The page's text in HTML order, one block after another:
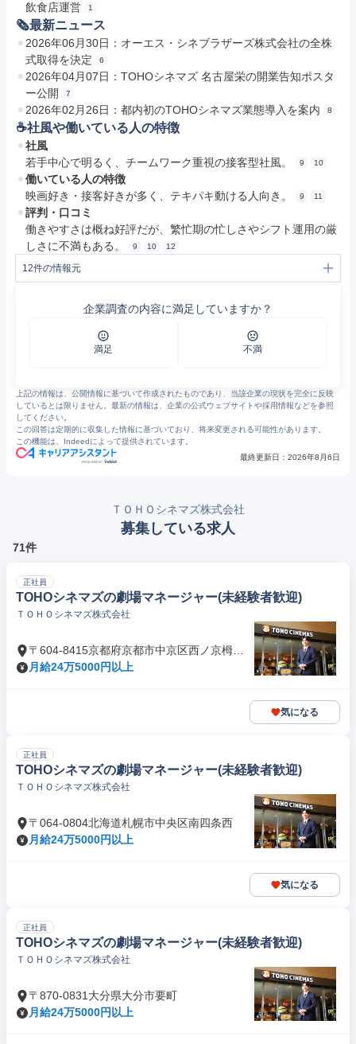
飲食店運営
1
🗞最新ニュース
2026年06月30日：オーエス・シネブラザーズ株式会社の全株
式取得を決定
6
2026年04月07日：TOHOシネマズ 名古屋栄の開業告知ポスタ
ー公開
7
2026年02月26日：都内初のTOHOシネマズ業態導入を案内 8
☕️社風や働いている人の特徴
社風
若手中心で明るく、チームワーク重視の接客型社風。
9 10
働いている人の特徴
映画好き・接客好きが多く、テキパキ動ける人向き。
9 11
評判・口コミ
働きやすさは概ね好評だが、繁忙期の忙しさやシフト運用の厳
しさに不満もある。
9 10 12
12件の情報元
事業内容｜TOHOシネマズを知る｜ＴＯＨＯシネマズ採用サイト
企業理念 | ＴＯＨＯシネマズ株式会社
https://www.tohocinemas.co.jp/news/pdf/2026/260630a.pdf
10
TOHOシネマズの社員クチコミ一覧（627件）｜Yahoo!しごとカタログ
11
TOHOシネマズの社員クチコミ一覧（627件）｜Yahoo!しごとカタログ
12https://minhyo.jp/tohocinemas
企業調査の内容に満足していますか？
満足 不満
上記の情報は、公開情報に基づいて作成されたものであり、当該企業の現状を完全に反映
しているとは限りません。最新の情報は、企業の公式ウェブサイトや採用情報などを参照
してください。
この回答は定期的に収集した情報に基づいており、将来変更される可能性があります。
この機能は、Indeedによって提供されています。
最終更新日： 2026年8月6日
ＴＯＨＯシネマズ株式会社
募集している求人
71件
正社員
TOHOシネマズの劇場マネージャー(未経験者歓迎)
ＴＯＨＯシネマズ株式会社
〒604-8415京都府京都市中京区西ノ京栂尾
町
月給24万5000円以上
気になる
正社員
TOHOシネマズの劇場マネージャー(未経験者歓迎)
ＴＯＨＯシネマズ株式会社
〒064-0804北海道札幌市中央区南四条西
月給24万5000円以上
気になる
正社員
TOHOシネマズの劇場マネージャー(未経験者歓迎)
ＴＯＨＯシネマズ株式会社
〒870-0831大分県大分市要町
月給24万5000円以上